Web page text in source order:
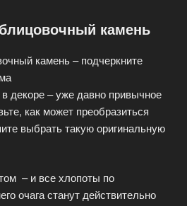
камень
камень – подчеркните
декоре – уже давно привычное
как может преобразиться
выбрать такую оригинальную
– и все хлопоты по
очага станут действительно